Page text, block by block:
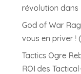
révolution dans
God of War
vous en priver !
Tactics Ogre
ROI des